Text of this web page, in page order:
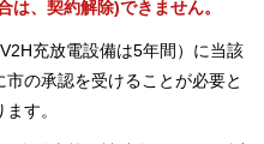
は、契約解除)できません。
充放電設備は5年間）に当該
の承認を受けることが必要と
す。